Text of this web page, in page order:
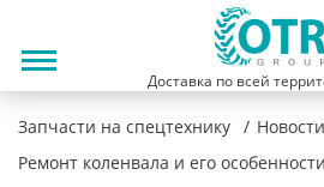
Доставка по всей
Запчасти на спецтехнику
Новости
Ремонт коленвала и его особенности